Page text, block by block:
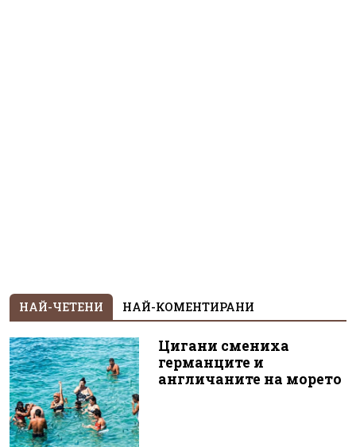
НАЙ-ЧЕТЕНИ НАЙ-КОМЕНТИРАНИ
Цигани смениха
германците и
англичаните на морето